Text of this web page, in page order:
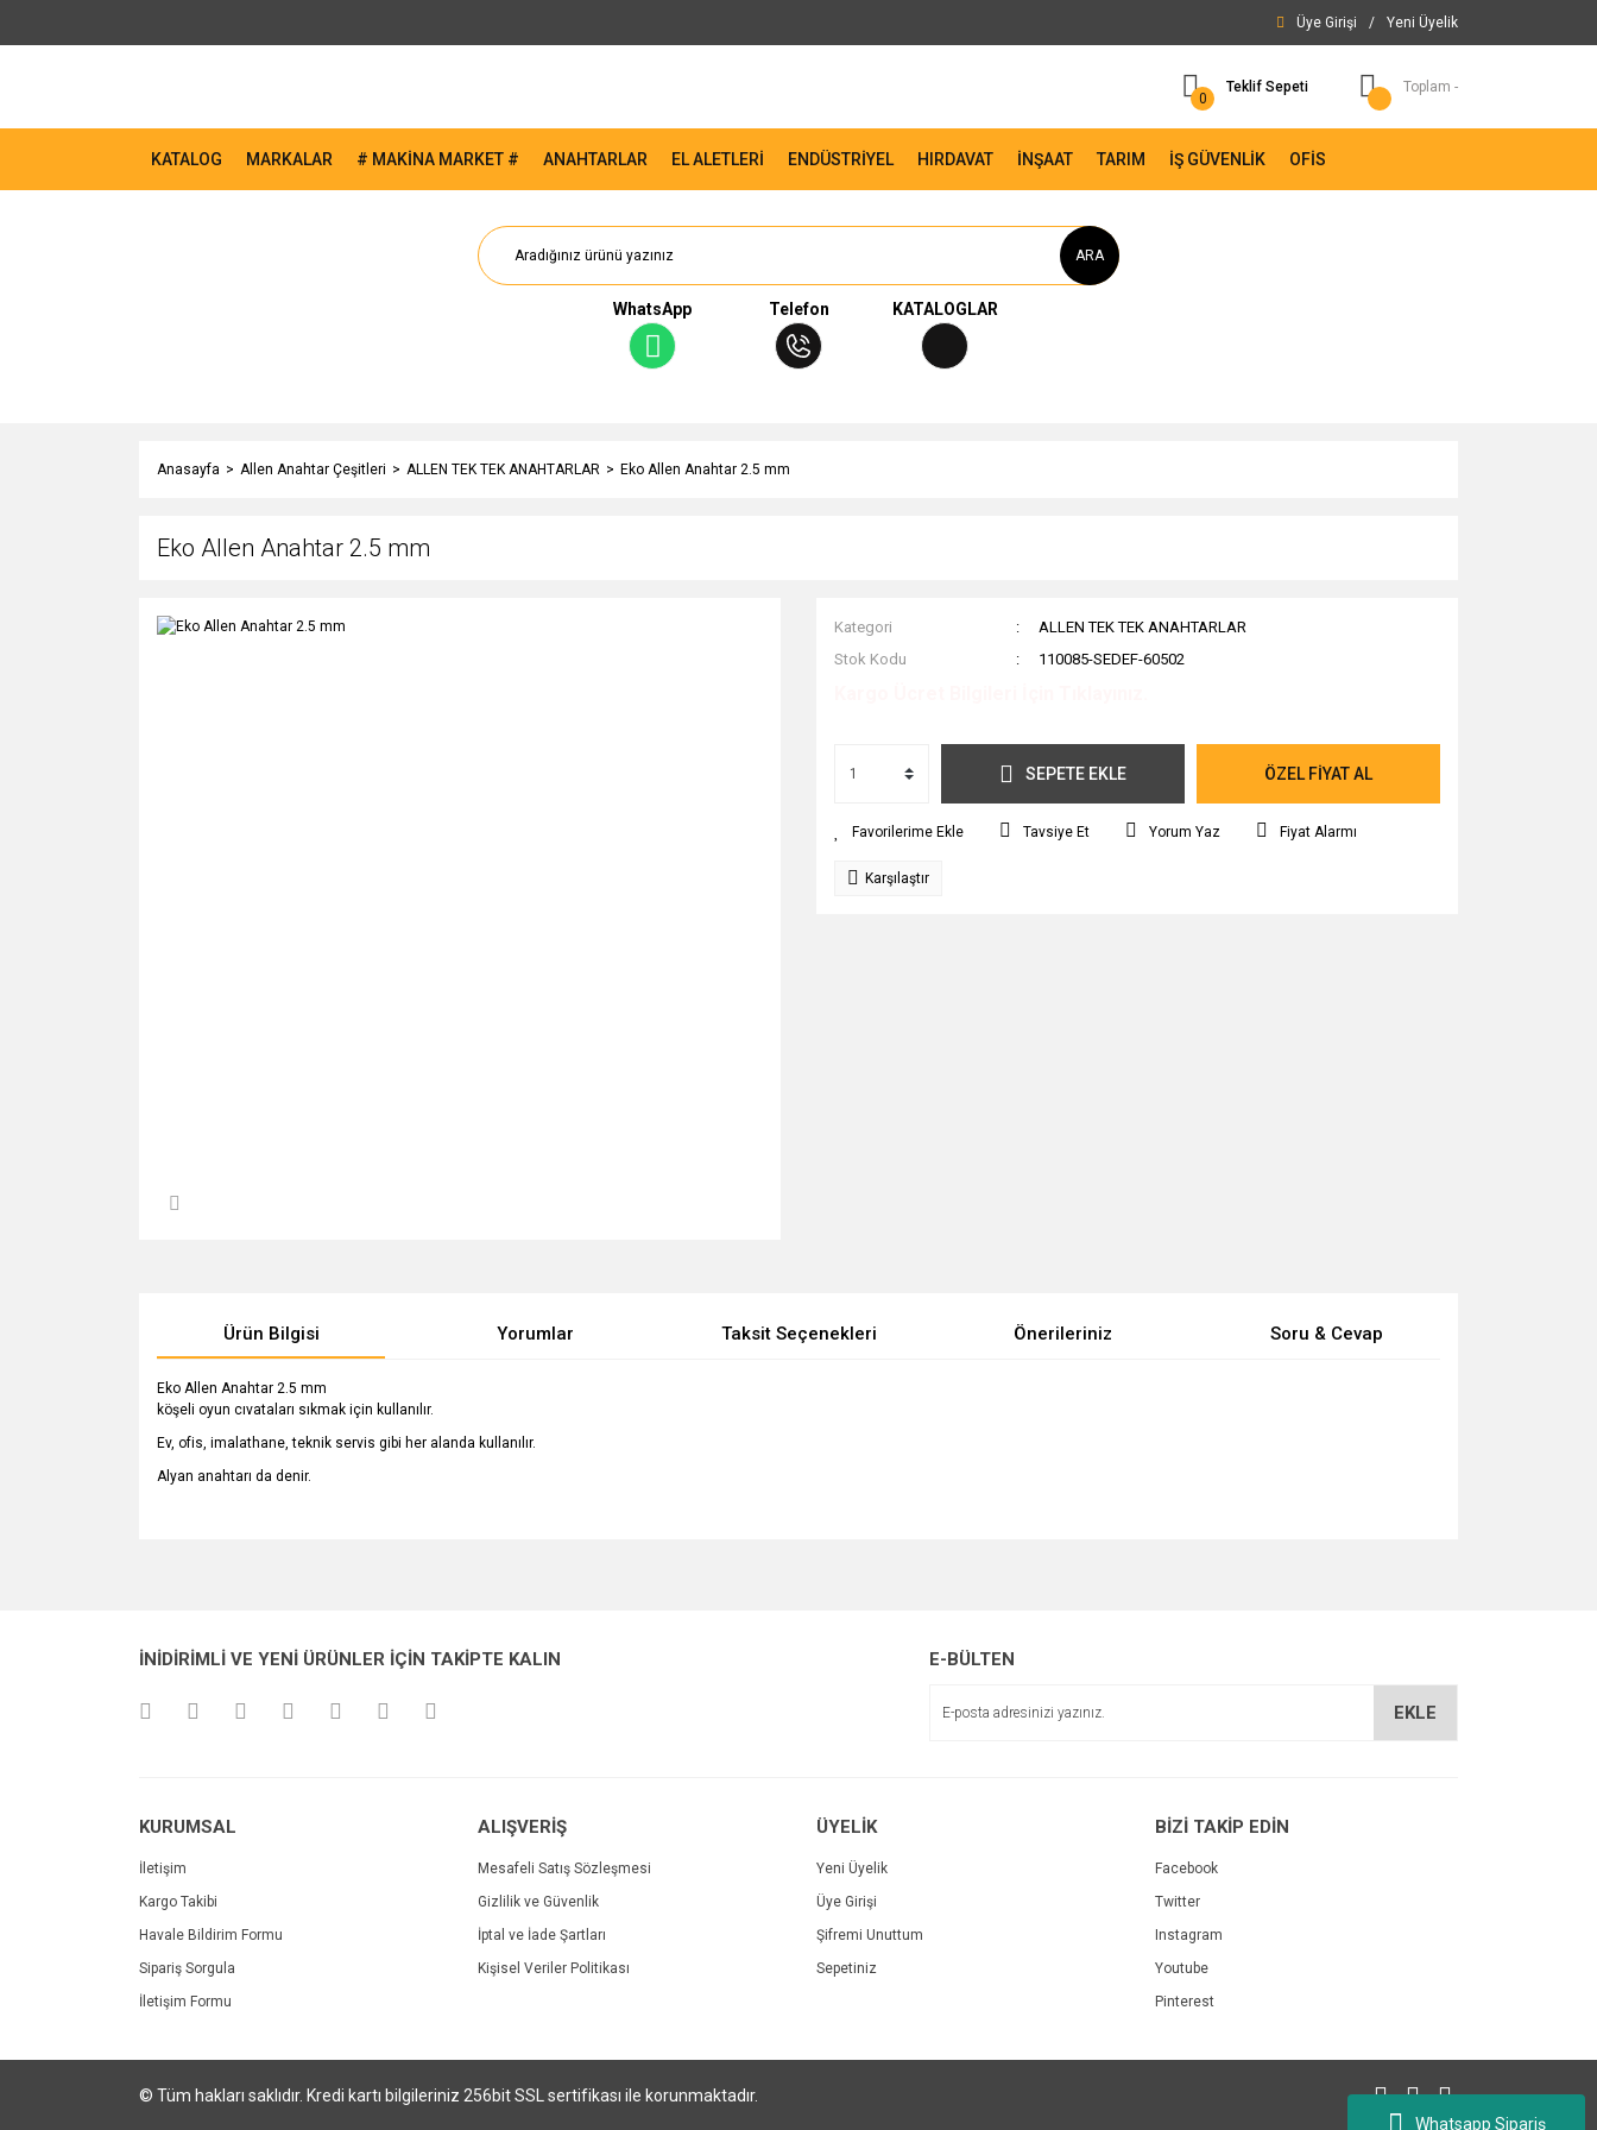
Whatsapp Sipariş
Üye Girişi / Yeni Üyelik
0
Teklif Sepeti Toplam -
KATALOG MARKALAR # MAKİNA MARKET # ANAHTARLAR EL ALETLERİ ENDÜSTRİYEL HIRDAVAT İNŞAAT TARIM İŞ GÜVENLİK OFİS
ARA
WhatsApp Telefon KATALOGLAR
Anasayfa Allen Anahtar Çeşitleri ALLEN TEK TEK ANAHTARLAR Eko Allen Anahtar 2.5 mm
Eko Allen Anahtar 2.5 mm
Kategori
ALLEN TEK TEK ANAHTARLAR
Stok Kodu
110085-SEDEF-60502
SEPETE EKLE ÖZEL FİYAT AL
Tavsiye Et Yorum Yaz Fiyat Alarmı
Karşılaştır
Ürün Bilgisi Yorumlar Taksit Seçenekleri Önerileriniz Soru & Cevap
Eko Allen Anahtar 2.5 mm
köşeli oyun cıvataları sıkmak için kullanılır.
Ev, ofis, imalathane, teknik servis gibi her alanda kullanılır.
Alyan anahtarı da denir.
Ürün açıklamasında eksik bilgiler bulunuyor.
İNİDİRİMLİ VE YENİ ÜRÜNLER İÇİN TAKİPTE KALIN E-BÜLTEN
EKLE
KURUMSAL
İletişim
Kargo Takibi
Havale Bildirim Formu
Sipariş Sorgula
İletişim Formu
ALIŞVERİŞ
Mesafeli Satış Sözleşmesi
Gizlilik ve Güvenlik
İptal ve İade Şartları
Kişisel Veriler Politikası
ÜYELİK
Yeni Üyelik
Üye Girişi
Şifremi Unuttum
Sepetiniz
BİZİ TAKİP EDİN
Facebook
Twitter
Instagram
Youtube
Pinterest
© Tüm hakları saklıdır. Kredi kartı bilgileriniz 256bit SSL sertifikası ile korunmaktadır.